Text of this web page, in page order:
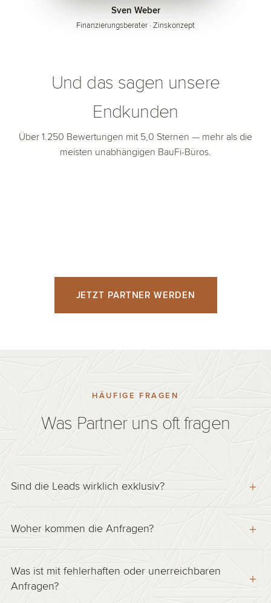
Sven Weber
Finanzierungsberater · Zinskonzept
Und das sagen unsere
Endkunden
Über 1.250 Bewertungen mit 5,0 Sternen — mehr als die
meisten unabhängigen BauFi-Büros.
JETZT PARTNER WERDEN
HÄUFIGE FRAGEN
Was Partner uns oft fragen
Sind die Leads wirklich exklusiv?
niemand sonst erhält denselben Kontakt. Kein
Wettbewerb um denselben Kunden.
Woher kommen die Anfragen?
wenn Interessenten aktiv eine Baufinanzierung
suchen. Einen Großteil bearbeiten unsere eigenen
Was ist mit fehlerhaften oder unerreichbaren
Anfragen?